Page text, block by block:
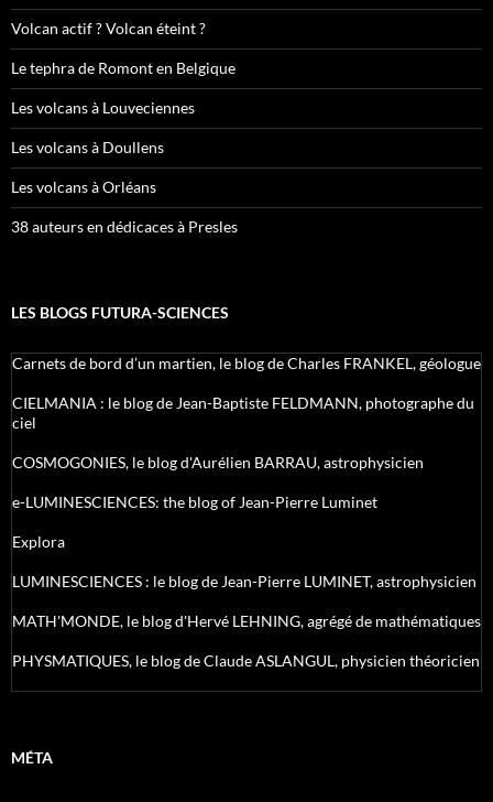
Volcan actif ? Volcan éteint ?
Le tephra de Romont en Belgique
Les volcans à Louveciennes
Les volcans à Doullens
Les volcans à Orléans
38 auteurs en dédicaces à Presles
LES BLOGS FUTURA-SCIENCES
Carnets de bord d’un martien, le blog de Charles FRANKEL, géologue
CIELMANIA : le blog de Jean-Baptiste FELDMANN, photographe du
ciel
COSMOGONIES, le blog d'Aurélien BARRAU, astrophysicien
e-LUMINESCIENCES: the blog of Jean-Pierre Luminet
Explora
LUMINESCIENCES : le blog de Jean-Pierre LUMINET, astrophysicien
MATH'MONDE, le blog d'Hervé LEHNING, agrégé de mathématiques
PHYSMATIQUES, le blog de Claude ASLANGUL, physicien théoricien
MÉTA